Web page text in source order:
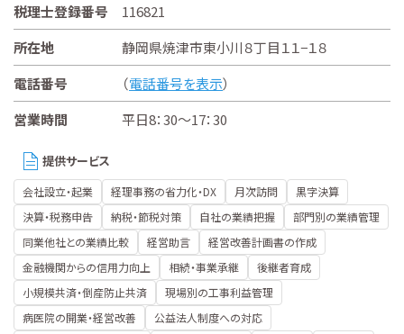
税理士登録番号
116821
所在地
静岡県焼津市東小川８丁目１１−１８
電話番号
（電話番号を表示）
営業時間
平日8：30～17：30
提供サービス
会社設立・起業 経理事務の省力化・DX 月次訪問
黒字決算
決算・税務申告
納税・節税対策 自社の業績把握
部門別の業績管理
同業他社との業績比較
経営助言
経営改善計画書の作成
金融機関からの信用力向上
相続・事業承継
後継者育成
小規模共済・倒産防止共済
現場別の工事利益管理
病医院の開業・経営改善
公益法人制度への対応